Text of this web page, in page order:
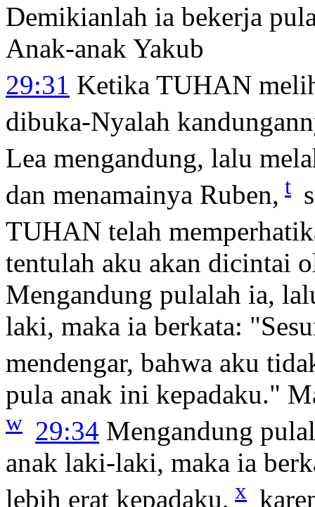
Demikianlah ia bekerja
Anak-anak Yakub
29:31 Ketika TUHAN
dibuka-Nyalah
Lea mengandung, lalu
dan menamainya Ruben, t
TUHAN telah
tentulah aku akan dicintai
Mengandung pulalah ia,
laki, maka ia berkata:
mendengar, bahwa aku
pula anak ini kepadaku."
w 29:34 Mengandung
anak laki-laki, maka ia
lebih erat kepadaku, x